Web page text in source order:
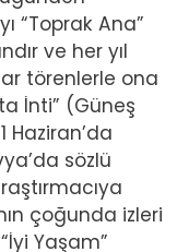
“Toprak Ana”
ve her yıl
törenlerle ona
İnti” (Güneş
sözlü
çoğunda izleri
Yaşam”